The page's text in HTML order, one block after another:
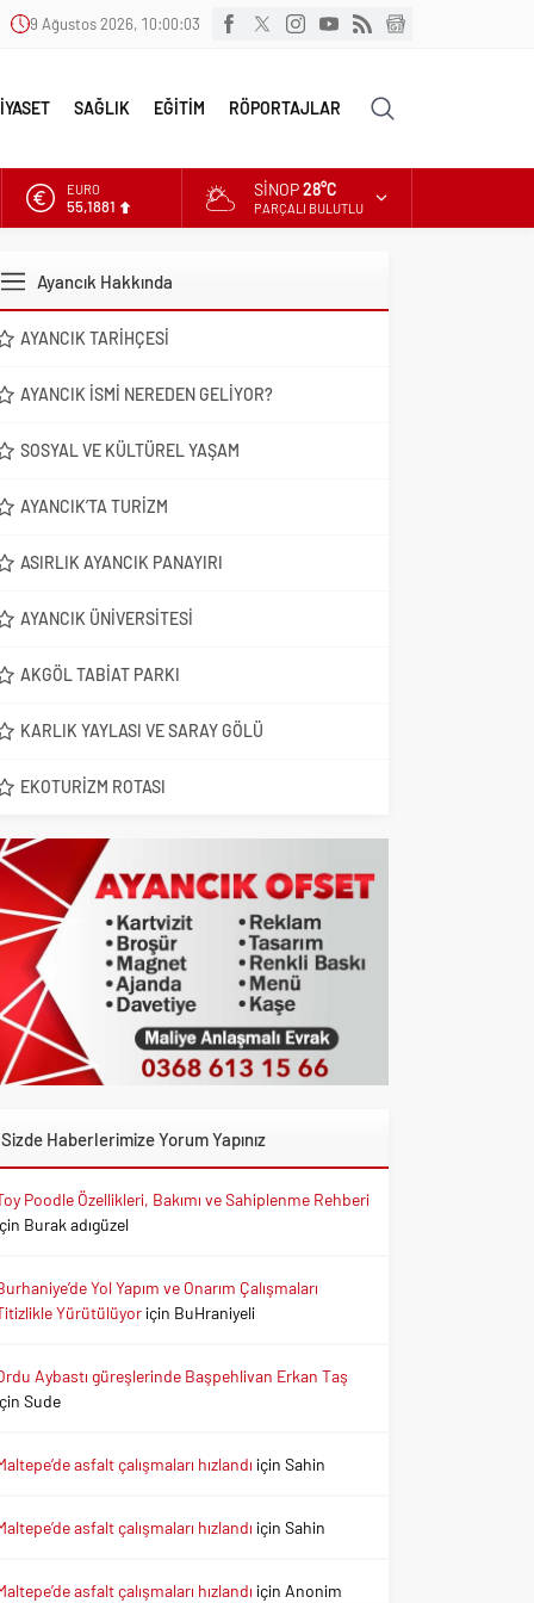
9 Ağustos 2026, 10:00:04
SAĞLIK EĞİTİM RÖPORTAJLAR
ALTIN
6.660,55
EURO
SINOP28°C
PARÇALI BULUTLU
Ayancık Hakkında
AYANCIK TARIHÇESI
AYANCIK İSMI NEREDEN GELIYOR?
SOSYAL VE KÜLTÜREL YAŞAM
AYANCIK’TA TURIZM
ASIRLIK AYANCIK PANAYIRI
AYANCIK ÜNIVERSITESI
AKGÖL TABIAT PARKI
KARLIK YAYLASI VE SARAY GÖLÜ
EKOTURIZM ROTASI
Sizde Haberlerimize Yorum Yapınız
Poodle Özellikleri, Bakımı ve Sahiplenme Rehberi
Burak adıgüzel
Yol Yapım ve Onarım Çalışmaları
Yürütülüyoriçin BuHraniyeli
Aybastı güreşlerinde Başpehlivan Erkan Taş
Sude
asfalt çalışmaları hızlandı içinSahin
asfalt çalışmaları hızlandı içinSahin
asfalt çalışmaları hızlandı için Anonim